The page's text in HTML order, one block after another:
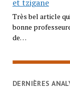
et tzigane
Très bel article
bonne
de…
DERNIÈRES